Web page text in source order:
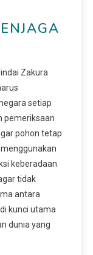
Zakura
setiap
pemeriksaan
pohon tetap
keberadaan
tidak
antara
kunci utama
dunia yang